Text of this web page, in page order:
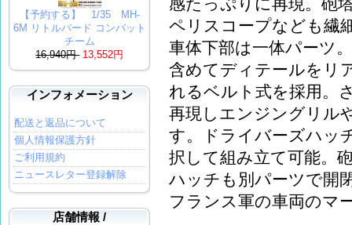
【予約する】 1/35 MH-
6M リトルバード コンバット
チーム
16,940円 13,552円
インフォメーション
配送と返品について
個人情報保護方針
ご利用規約
ニュースレター登録解除
店舗情報 /
ペリスコープなども繊
車体下部は一体パーツ
含めてディテールをリ
れるベルト式を採用。
再現しエンジングリル
す。ドライバーズハッ
択して組み立て可能。
ハッチも別パーツで開
フランス軍の車両のマ